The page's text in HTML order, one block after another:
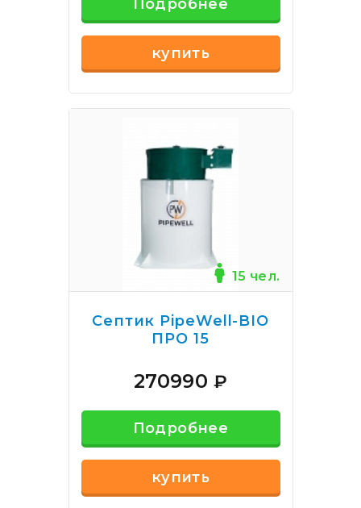
Подробнее
купить
15 чел.
Септик PipeWell-BIO
ПРО 15
270990₽
Подробнее
купить